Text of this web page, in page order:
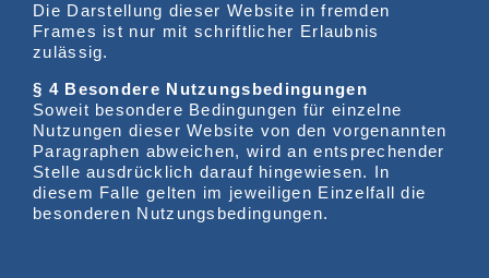
Die Darstellung dieser Website in fremden
Frames ist nur mit schriftlicher Erlaubnis
zulässig.
§ 4 Besondere Nutzungsbedingungen
Soweit besondere Bedingungen für einzelne
Nutzungen dieser Website von den vorgenannten
Paragraphen abweichen, wird an entsprechender
Stelle ausdrücklich darauf hingewiesen. In
diesem Falle gelten im jeweiligen Einzelfall die
besonderen Nutzungsbedingungen.